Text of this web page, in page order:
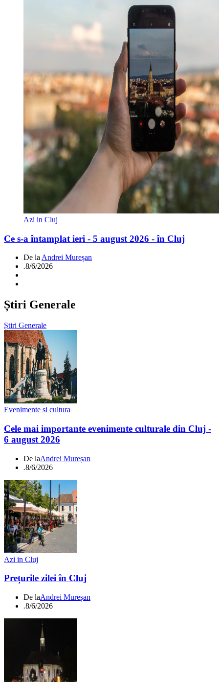
Azi in Cluj
Ce s-a întamplat ieri - 5 august 2026 - în Cluj
De la Andrei Mureșan
.8/6/2026
Știri Generale
Știri Generale
Evenimente si cultura
Cele mai importante evenimente culturale din Cluj -
6 august 2026
De laAndrei Mureșan
.8/6/2026
Azi in Cluj
Prețurile zilei în Cluj
De laAndrei Mureșan
.8/6/2026